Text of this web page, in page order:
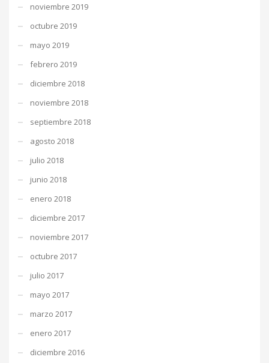
noviembre 2019
octubre 2019
mayo 2019
febrero 2019
diciembre 2018
noviembre 2018
septiembre 2018
agosto 2018
julio 2018
junio 2018
enero 2018
diciembre 2017
noviembre 2017
octubre 2017
julio 2017
mayo 2017
marzo 2017
enero 2017
diciembre 2016